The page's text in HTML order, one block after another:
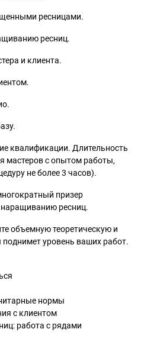
ресницами.
ресниц.
и клиента.
квалификации. Длительность
мастеров с опытом работы,
не более 3 часов).
призер
ресниц.
объемную теоретическую и
уровень ваших работ.
нормы
с клиентом
работа с рядами